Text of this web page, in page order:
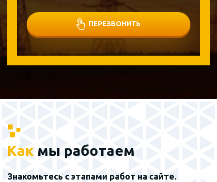
ПЕРЕЗВОНИТЬ
Как мы работаем
Знакомьтесь с этапами работ на сайте.